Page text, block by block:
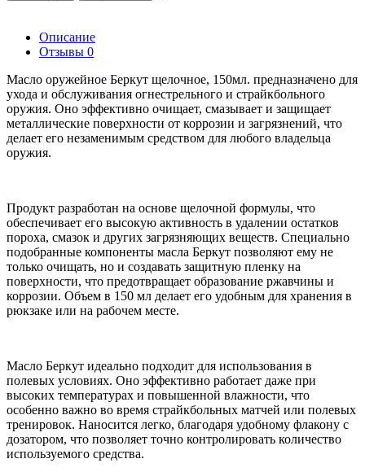
Описание
Отзывы 0
Масло оружейное Беркут щелочное, 150мл. предназначено для
ухода и обслуживания огнестрельного и страйкбольного
оружия. Оно эффективно очищает, смазывает и защищает
металлические поверхности от коррозии и загрязнений, что
делает его незаменимым средством для любого владельца
оружия.
Продукт разработан на основе щелочной формулы, что
обеспечивает его высокую активность в удалении остатков
пороха, смазок и других загрязняющих веществ. Специально
подобранные компоненты масла Беркут позволяют ему не
только очищать, но и создавать защитную пленку на
поверхности, что предотвращает образование ржавчины и
коррозии. Объем в 150 мл делает его удобным для хранения в
рюкзаке или на рабочем месте.
Масло Беркут идеально подходит для использования в
полевых условиях. Оно эффективно работает даже при
высоких температурах и повышенной влажности, что
особенно важно во время страйкбольных матчей или полевых
тренировок. Наносится легко, благодаря удобному флакону с
дозатором, что позволяет точно контролировать количество
используемого средства.